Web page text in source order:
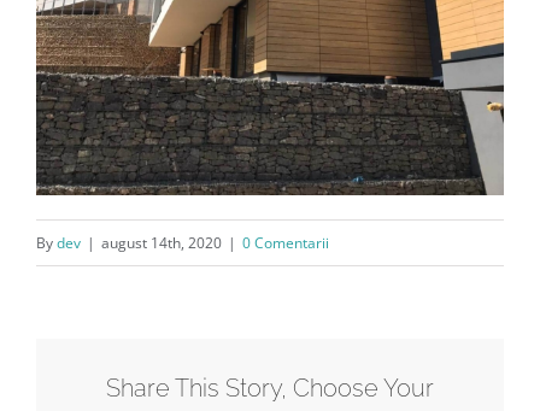
Bydev | august 14th, 2020 | 0 Comentarii
Share This Story, Choose Your